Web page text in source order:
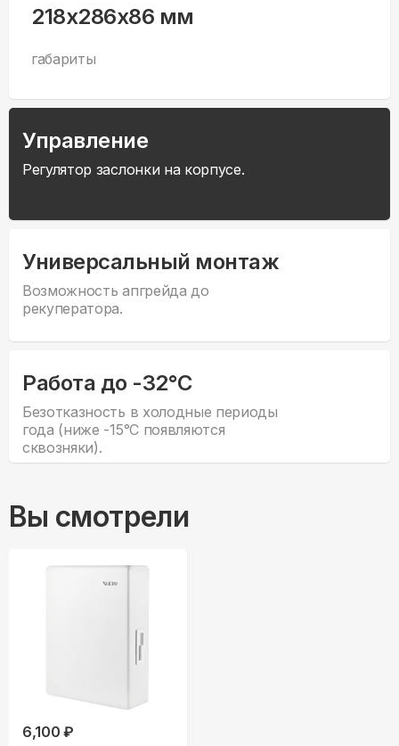
218x286x86 мм
габариты
Управление
Регулятор заслонки на корпусе.
Универсальный монтаж
Возможность апгрейда до
рекуператора.
Работа до -32°С
Безотказность в холодные периоды
года (ниже -15°С появляются
сквозняки).
Вы смотрели
6,100 ₽